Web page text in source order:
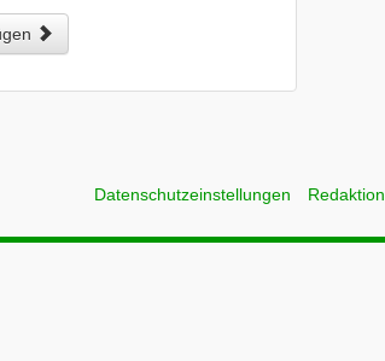
Datenschutzeinstellungen Redaktion